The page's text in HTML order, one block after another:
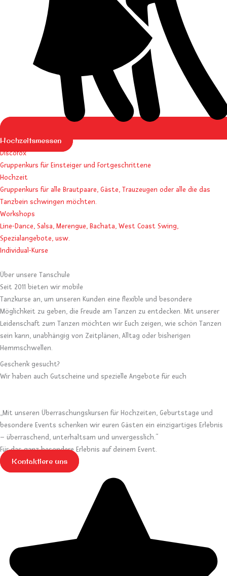
Hochzeitsmessen
Discofox
Gruppenkurs für Einsteiger und Fortgeschrittene
Hochzeit
Gruppenkurs für alle Brautpaare, Gäste, Trauzeugen oder alle die das
Tanzbein schwingen möchten.
Workshops
Line-Dance, Salsa, Merengue, Bachata, West Coast Swing,
Spezialangebote, usw.
Individual-Kurse
Über unsere Tanschule
Seit 2011 bieten wir mobile
Tanzkurse an, um unseren Kunden eine flexible und besondere
Möglichkeit zu geben, die Freude am Tanzen zu entdecken. Mit unserer
Leidenschaft zum Tanzen möchten wir Euch zeigen, wie schön Tanzen
sein kann, unabhängig von Zeitplänen, Alltag oder bisherigen
Hemmschwellen.
Geschenk gesucht?
Wir haben auch Gutscheine und spezielle Angebote für euch
„Mit unseren Überraschungskursen für Hochzeiten, Geburtstage und
besondere Events schenken wir euren Gästen ein einzigartiges Erlebnis
– überraschend, unterhaltsam und unvergesslich.“
Für das ganz besondere Erlebnis auf deinem Event.
Kontaktiere uns